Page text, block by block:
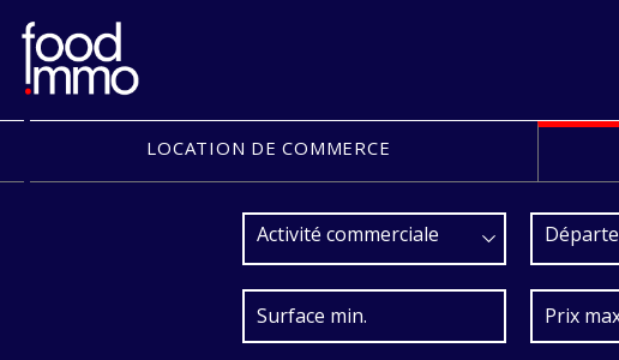
LOCATION DE COMMERCE
Activité commerciale